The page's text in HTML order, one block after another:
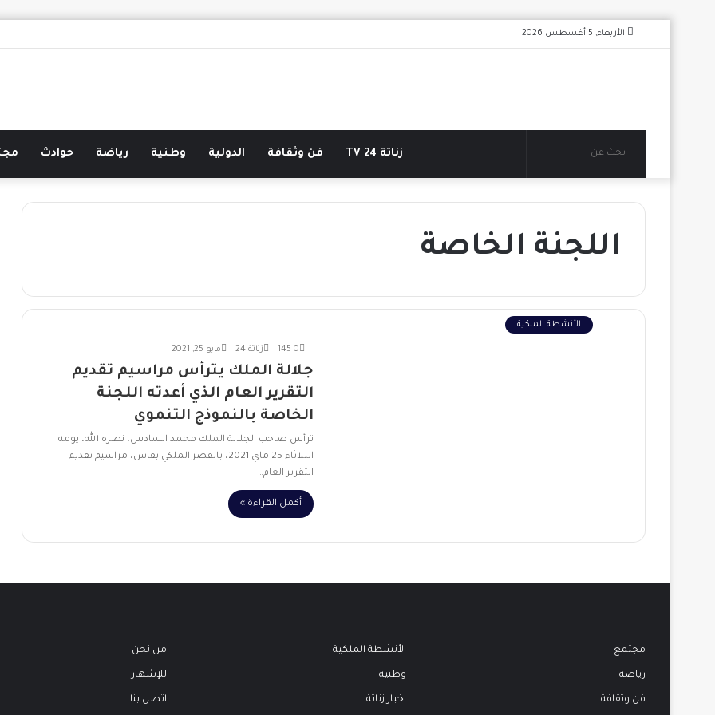
الأربعاء, 5 أغسطس 2026
حوادث رياضة وطنية الدولية فن وثقافة زناتة 24 TV بحث
عن
اللجنة الخاصة
الأنشطة الملكية
زناتة 24 مايو 25, 2021 0
جلالة الملك يترأس مراسيم تقديم
التقرير العام الذي أعدته اللجنة
الخاصة بالنموذج التنموي
ترأس صاحب الجلالة الملك محمد السادس، نصره الله، يومه
الثلاثاء 25 ماي 2021، بالقصر الملكي بفاس، مراسيم تقديم
التقرير العام…
أكمل القراءة »
من نحن
للإشهار
اتصل بنا
الأنشطة الملكية
وطنية
اخبار زناتة
مجتمع
رياضة
فن وثقافة